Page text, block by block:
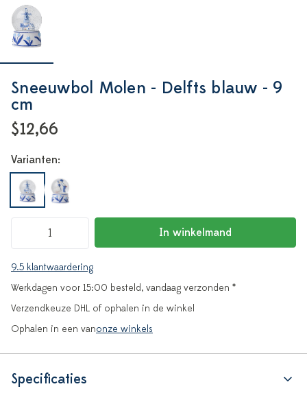
Sneeuwbol Molen - Delfts blauw - 9
cm
$12,66
Varianten:
In winkelmand
9.5 klantwaardering
Werkdagen voor 15:00 besteld, vandaag verzonden *
Verzendkeuze DHL of ophalen in de winkel
Ophalen in een vanonze winkels
Specificaties